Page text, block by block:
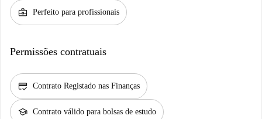
business_center Perfeito para profissionais
Permissões contratuais
credit_score Contrato Registado nas Finanças
school Contrato válido para bolsas de estudo